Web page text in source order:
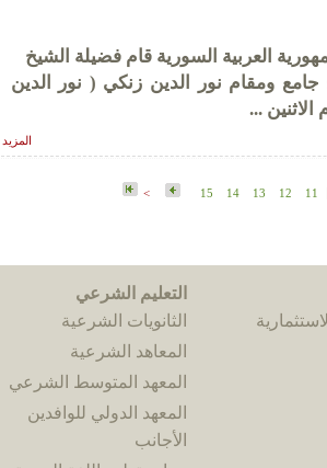
العربية السورية قام فضيلة الشيخ
جامع ومقام نور الدين زنكي ( نور الدين
...
المزيد
11
12
13
14
15
>
التعليم الشرعي
الثانويات الشرعية
المعاهد الشرعية
المعهد المتوسط الشرعي
المعهد الدولي للوافدين
الأجانب